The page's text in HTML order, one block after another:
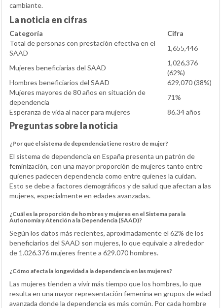
cambiante.
La noticia en cifras
Categoría
Cifra
Total de personas con prestación efectiva en el
SAAD
1,655,446
Mujeres beneficiarias del SAAD
1,026,376
(62%)
Hombres beneficiarios del SAAD
629,070 (38%)
Mujeres mayores de 80 años en situación de
dependencia
71%
Esperanza de vida al nacer para mujeres
86.34 años
Preguntas sobre la noticia
¿Por qué el sistema de dependencia tiene rostro de mujer?
El sistema de dependencia en España presenta un patrón de
feminización, con una mayor proporción de mujeres tanto entre
quienes padecen dependencia como entre quienes la cuidan.
Esto se debe a factores demográficos y de salud que afectan a las
mujeres, especialmente en edades avanzadas.
¿Cuál es la proporción de hombres y mujeres en el Sistema para la
Autonomía y Atención a la Dependencia (SAAD)?
Según los datos más recientes, aproximadamente el 62% de los
beneficiarios del SAAD son mujeres, lo que equivale a alrededor
de 1.026.376 mujeres frente a 629.070 hombres.
¿Cómo afecta la longevidad a la dependencia en las mujeres?
Las mujeres tienden a vivir más tiempo que los hombres, lo que
resulta en una mayor representación femenina en grupos de edad
avanzada donde la dependencia es más común. Por cada hombre